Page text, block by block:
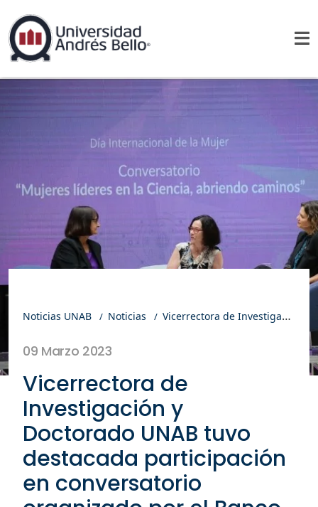
Noticias UNAB Noticias Vicerrectora de Investigación y Doctorado UNAB tuvo destacada participación en conversatorio organizado por el Banco Central
09 Marzo 2023
Vicerrectora de
Investigación y
Doctorado UNAB tuvo
destacada participación
en conversatorio